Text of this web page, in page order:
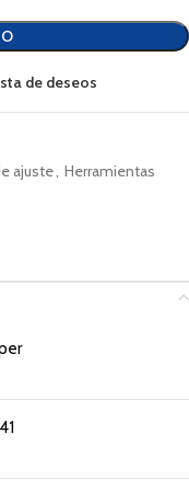
de deseos
ajuste, Herramientas